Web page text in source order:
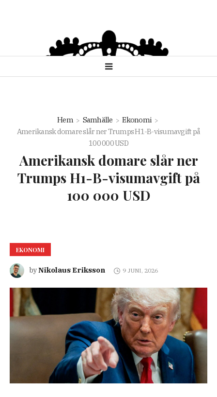
Hem Samhälle
Ekonomi
Amerikansk domare slår ner Trumps H1-B-visumavgift på
100 000 USD
Amerikansk domare slår ner
Trumps H1-B-visumavgift på
100 000 USD
EKONOMI
byNikolaus Eriksson 9 JUNI, 2026